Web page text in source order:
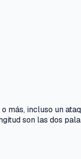
más, incluso un
son las dos